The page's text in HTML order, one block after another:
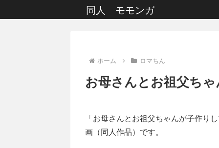
同人 モモンガ
ホーム ロマちん
お母さんとお祖父ち
「お母さんとお祖父ちゃんが子作り
画（同人作品）です。